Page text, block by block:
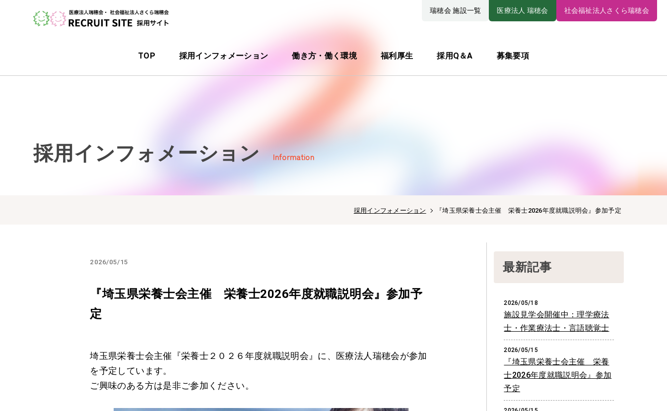
瑞穂会 施設一覧 医療法人 瑞穂会 社会福祉法人さくら瑞穂会
TOP 採用インフォメーション 働き方・働く環境 福利厚生 採用Q＆A 募集要項
採用インフォメーション Information
採用インフォメーション 『埼玉県栄養士会主催 栄養士2026年度就職説明会』参加予定
2026/05/15
『埼玉県栄養士会主催 栄養士2026年度就職説明会』参加予
定
埼玉県栄養士会主催『栄養士２０２６年度就職説明会』に、医療法人瑞穂会が参加
を予定しています。
ご興味のある方は是非ご参加ください。
最新記事
2026/05/18
施設見学会開催中：理学療法
士・作業療法士・言語聴覚士
2026/05/15
『埼玉県栄養士会主催 栄養
士2026年度就職説明会』参加
予定